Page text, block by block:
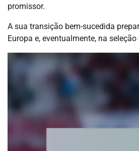
promissor.
A sua transição bem-sucedida
Europa e, eventualmente, na